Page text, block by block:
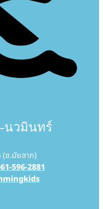
นวมินทร์
(ซ.มัยลาภ)
596-2881